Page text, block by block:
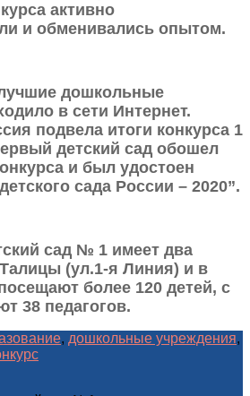
активно
и обменивались опытом.
дошкольные
в сети Интернет.
подвела итоги конкурса 1
детский сад обошел
и был удостоен
сада России – 2020”.
сад № 1 имеет два
(ул.1-я Линия) и в
более 120 детей, с
38 педагогов.
, дошкольные учреждения,